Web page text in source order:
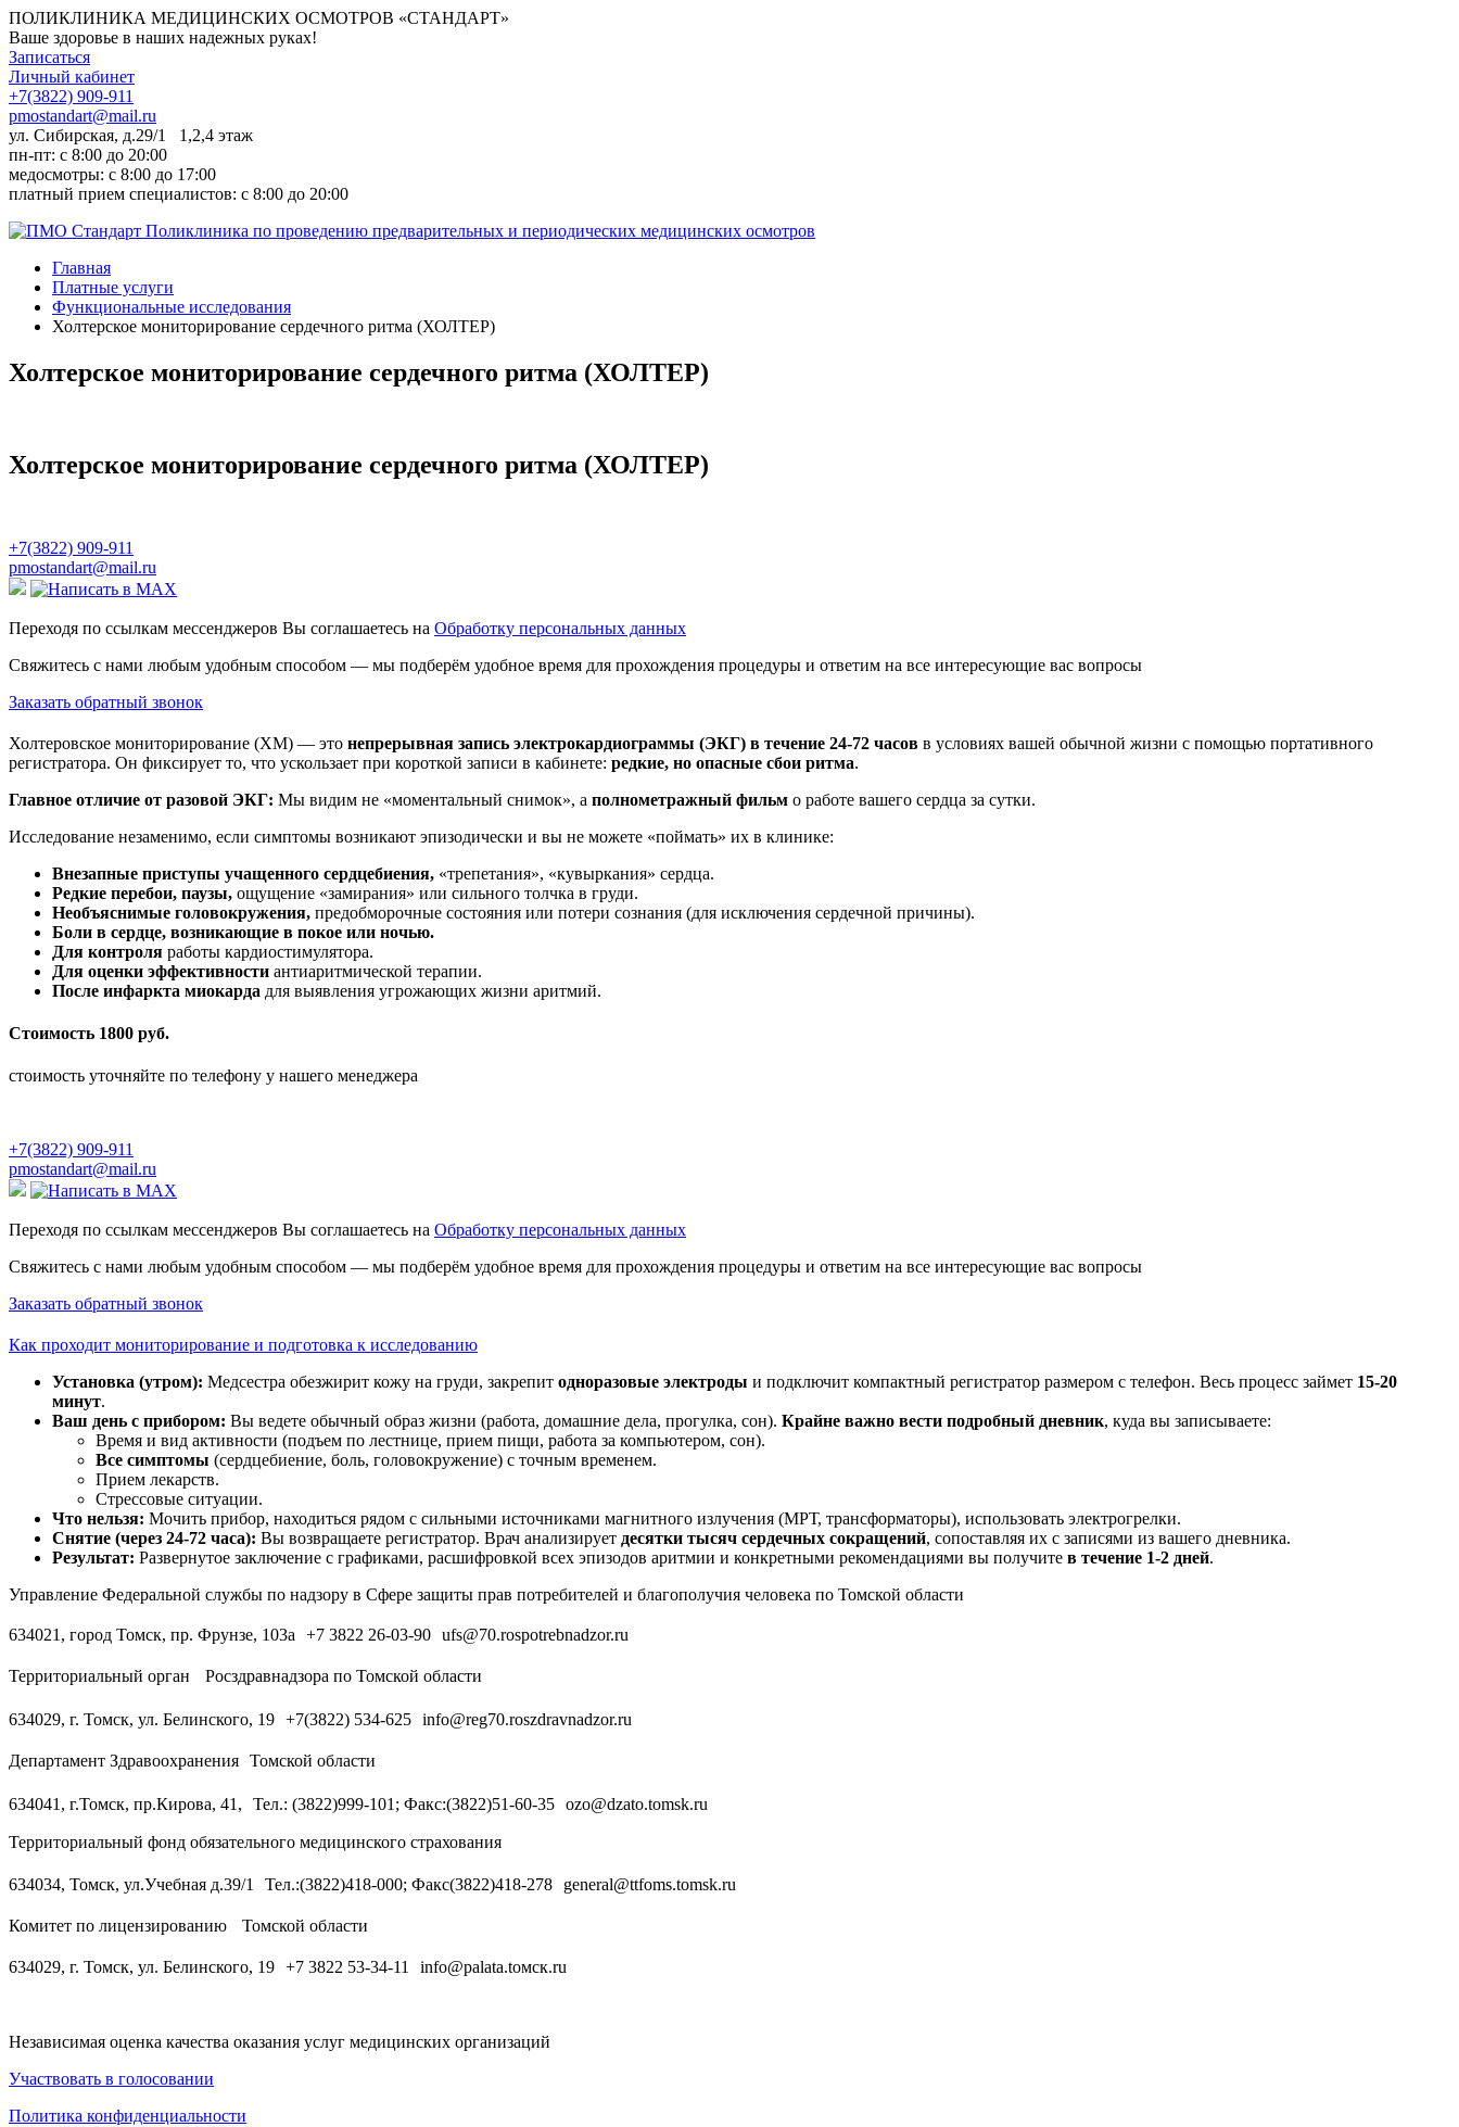
ПОЛИКЛИНИКА МЕДИЦИНСКИХ ОСМОТРОВ «СТАНДАРТ»
Ваше здоровье в наших надежных руках!
Записаться
Личный кабинет
+7(3822) 909-911
pmostandart@mail.ru
ул. Сибирская, д.29/1 1,2,4 этаж
пн-пт: c 8:00 до 20:00
медосмотры: с 8:00 до 17:00
платный прием специалистов: с 8:00 до 20:00
Главная
Платные услуги
Функциональные исследования
Холтерское мониторирование сердечного ритма (ХОЛТЕР)
Холтерское мониторирование сердечного ритма (ХОЛТЕР)
Холтерское мониторирование сердечного ритма (ХОЛТЕР)
+7(3822) 909-911
pmostandart@mail.ru
Переходя по ссылкам мессенджеров Вы соглашаетесь на Обработку персональных данных
Свяжитесь с нами любым удобным способом — мы подберём удобное время для прохождения процедуры и ответим на все интересующие вас вопросы
Заказать обратный звонок
Холтеровское мониторирование (ХМ) — это непрерывная запись электрокардиограммы (ЭКГ) в течение 24-72 часов в условиях вашей обычной жизни с помощью портативного
регистратора. Он фиксирует то, что ускользает при короткой записи в кабинете: редкие, но опасные сбои ритма.
Главное отличие от разовой ЭКГ: Мы видим не «моментальный снимок», а полнометражный фильм о работе вашего сердца за сутки.
Исследование незаменимо, если симптомы возникают эпизодически и вы не можете «поймать» их в клинике:
Внезапные приступы учащенного сердцебиения, «трепетания», «кувыркания» сердца.
Редкие перебои, паузы, ощущение «замирания» или сильного толчка в груди.
Необъяснимые головокружения, предобморочные состояния или потери сознания (для исключения сердечной причины).
Боли в сердце, возникающие в покое или ночью.
Для контроля работы кардиостимулятора.
Для оценки эффективности антиаритмической терапии.
После инфаркта миокарда для выявления угрожающих жизни аритмий.
Стоимость 1800 руб.
стоимость уточняйте по телефону у нашего менеджера
+7(3822) 909-911
pmostandart@mail.ru
Переходя по ссылкам мессенджеров Вы соглашаетесь на Обработку персональных данных
Свяжитесь с нами любым удобным способом — мы подберём удобное время для прохождения процедуры и ответим на все интересующие вас вопросы
Заказать обратный звонок
Как проходит мониторирование и подготовка к исследованию
Установка (утром): Медсестра обезжирит кожу на груди, закрепит одноразовые электроды и подключит компактный регистратор размером с телефон. Весь процесс займет 15-20
минут.
Ваш день с прибором: Вы ведете обычный образ жизни (работа, домашние дела, прогулка, сон). Крайне важно вести подробный дневник, куда вы записываете:
Время и вид активности (подъем по лестнице, прием пищи, работа за компьютером, сон).
Все симптомы (сердцебиение, боль, головокружение) с точным временем.
Прием лекарств.
Стрессовые ситуации.
Что нельзя: Мочить прибор, находиться рядом с сильными источниками магнитного излучения (МРТ, трансформаторы), использовать электрогрелки.
Снятие (через 24-72 часа): Вы возвращаете регистратор. Врач анализирует десятки тысяч сердечных сокращений, сопоставляя их с записями из вашего дневника.
Результат: Развернутое заключение с графиками, расшифровкой всех эпизодов аритмии и конкретными рекомендациями вы получите в течение 1-2 дней.
Управление Федеральной службы по надзору в Сфере защиты прав потребителей и благополучия человека по Томской области
634021, город Томск, пр. Фрунзе, 103а +7 3822 26-03-90 ufs@70.rospotrebnadzor.ru
Территориальный орган Росздравнадзора по Томской области
634029, г. Томск, ул. Белинского, 19 +7(3822) 534-625 info@reg70.roszdravnadzor.ru
Департамент Здравоохранения Томской области
634041, г.Томск, пр.Кирова, 41, Тел.: (3822)999-101; Факс:(3822)51-60-35 ozo@dzato.tomsk.ru
Территориальный фонд обязательного медицинского страхования
634034, Томск, ул.Учебная д.39/1 Тел.:(3822)418-000; Факс(3822)418-278 general@ttfoms.tomsk.ru
Комитет по лицензированию Томской области
634029, г. Томск, ул. Белинского, 19 +7 3822 53-34-11 info@palata.toмск.ru
Независимая оценка качества оказания услуг медицинских организаций
Участвовать в голосовании
Политика конфиденциальности